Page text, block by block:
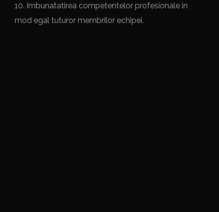
10. Imbunatatirea competentelor profesionale in
mod egal tuturor membrilor echipei.